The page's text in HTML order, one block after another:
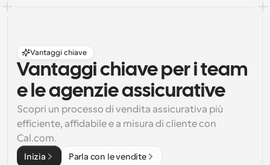
Vantaggi chiave
Vantaggi chiave per i team
e le agenzie assicurative
Scopri un processo di vendita assicurativa più
efficiente, affidabile e a misura di cliente con
Cal.com.
Inizia Parla con le vendite